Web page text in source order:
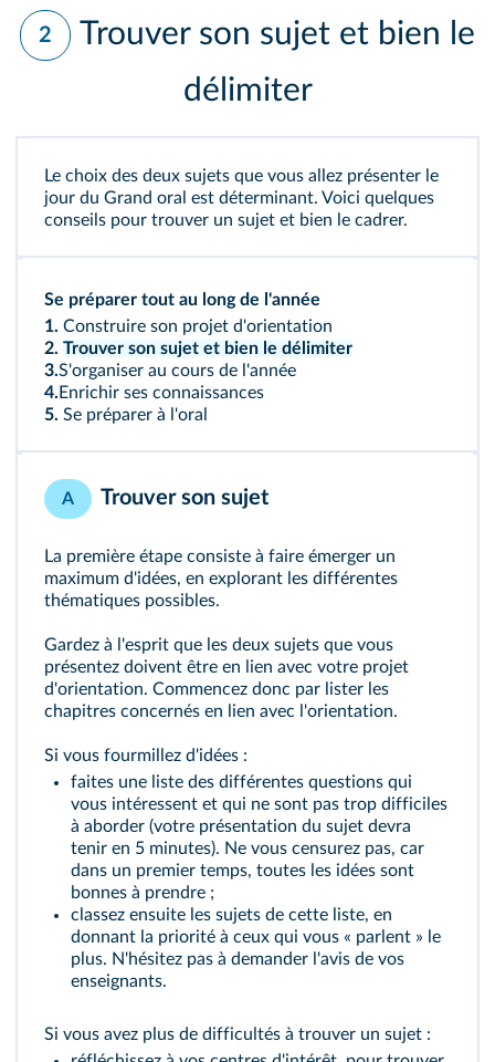
2
Trouver son sujet et bien le
délimiter
Le choix des deux sujets que vous allez présenter le
jour du Grand oral est déterminant. Voici quelques
conseils pour trouver un sujet et bien le cadrer.
Se préparer tout au long de l'année
1. Construire son projet d'orientation
2. Trouver son sujet et bien le délimiter
3.S'organiser au cours de l'année
4. Enrichir ses connaissances
5. Se préparer à l'oral
A Trouver son sujet
La première étape consiste à faire émerger un
maximum d'idées, en explorant les différentes
thématiques possibles.
Gardez à l'esprit que les deux sujets que vous
présentez doivent être en lien avec votre projet
d'orientation. Commencez donc par lister les
chapitres concernés en lien avec l'orientation.
Si vous fourmillez d'idées :
faites une liste des différentes questions qui
vous intéressent et qui ne sont pas trop difficiles
à aborder (votre présentation du sujet devra
tenir en 5 minutes). Ne vous censurez pas, car
dans un premier temps, toutes les idées sont
bonnes à prendre ;
classez ensuite les sujets de cette liste, en
donnant la priorité à ceux qui vous « parlent » le
plus. N'hésitez pas à demander l'avis de vos
enseignants.
Si vous avez plus de difficultés à trouver un sujet :